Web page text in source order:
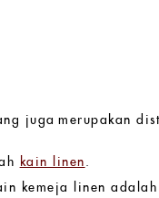
juga merupakan
kain linen.
kemeja linen